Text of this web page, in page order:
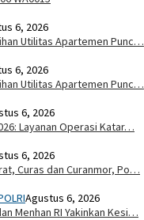
6, 2026
Utilitas Apartemen Punc…
6, 2026
Utilitas Apartemen Punc…
6, 2026
Layanan Operasi Katar…
6, 2026
Curas dan Curanmor, Po…
Agustus 6, 2026
Menhan RI Yakinkan Kesi…